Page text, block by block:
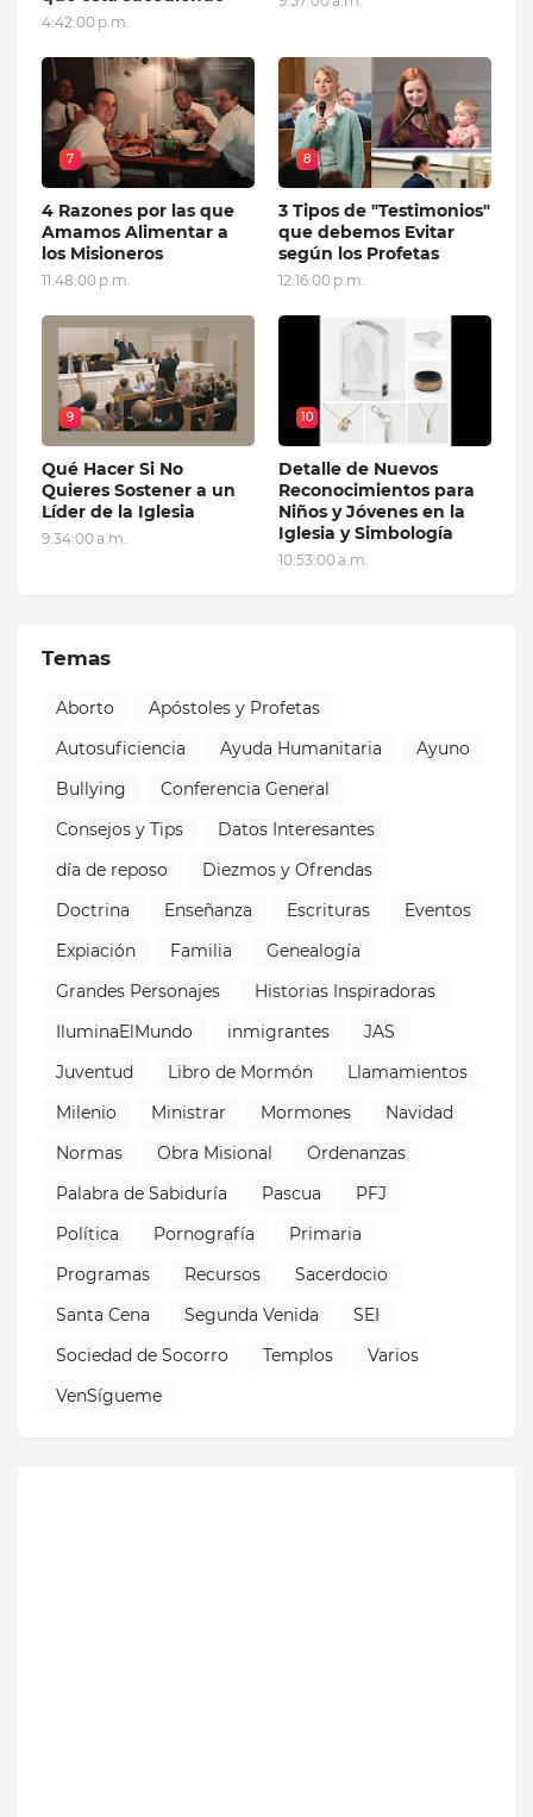
4:42:00 p.m.
7
4 Razones por las que
Amamos Alimentar a
los Misioneros
11:48:00 p.m.
8
3 Tipos de "Testimonios"
que debemos Evitar
según los Profetas
12:16:00 p.m.
9
Qué Hacer Si No
Quieres Sostener a un
Líder de la Iglesia
9:34:00 a.m.
10
Detalle de Nuevos
Reconocimientos para
Niños y Jóvenes en la
Iglesia y Simbología
10:53:00 a.m.
Temas
Aborto
Apóstoles y Profetas
Autosuficiencia
Ayuda Humanitaria
Ayuno
Bullying
Conferencia General
Consejos y Tips
Datos Interesantes
día de reposo
Diezmos y Ofrendas
Doctrina
Enseñanza Escrituras
Eventos
Expiación
Familia
Genealogía
Grandes Personajes
Historias Inspiradoras
IluminaElMundo
inmigrantes
JAS
Juventud
Libro de Mormón
Llamamientos
Milenio
Ministrar Mormones
Navidad
Normas
Obra Misional
Ordenanzas
Palabra de Sabiduría
Pascua
PFJ
Política
Pornografía
Primaria
Programas
Recursos
Sacerdocio
Santa Cena
Segunda Venida
SEI
Sociedad de Socorro
Templos
Varios
VenSígueme